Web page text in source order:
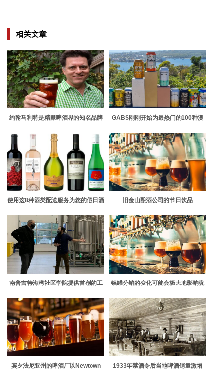
相关文章
约翰马利特是精酿啤酒界的知名品牌
GABS刚刚开始为最热门的100种澳
投票
使用这8种酒类配送服务为您的假日酒
旧金山酿酒公司的节日饮品
南普吉特海湾社区学院提供首创的工
铝罐分销的变化可能会极大地影响犹
宾夕法尼亚州的啤酒厂以Newtown
1933年禁酒令后当地啤酒销量激增